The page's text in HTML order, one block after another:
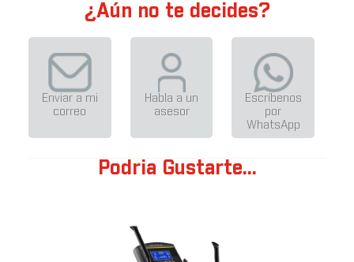
¿Aún no te decides?
Enviar a mi
correo
Habla a un
asesor
Escríbenos
por
WhatsApp
Podria Gustarte...